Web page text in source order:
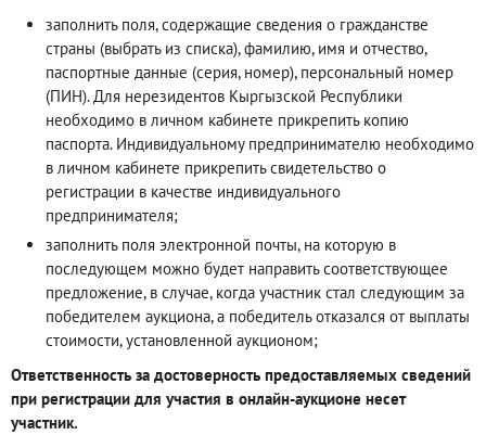
заполнить поля, содержащие сведения о гражданстве
страны (выбрать из списка), фамилию, имя и отчество,
паспортные данные (серия, номер), персональный номер
(ПИН). Для нерезидентов Кыргызской Республики
необходимо в личном кабинете прикрепить копию
паспорта. Индивидуальному предпринимателю необходимо
в личном кабинете прикрепить свидетельство о
регистрации в качестве индивидуального
предпринимателя;
заполнить поля электронной почты, на которую в
последующем можно будет направить соответствующее
предложение, в случае, когда участник стал следующим за
победителем аукциона, а победитель отказался от выплаты
стоимости, установленной аукционом;
Ответственность за достоверность предоставляемых сведений
при регистрации для участия в онлайн-аукционе несет
участник.